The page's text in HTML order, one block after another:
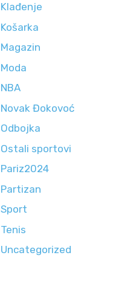
Klađenje
Košarka
Magazin
Moda
NBA
Novak Đokovoć
Odbojka
Ostali sportovi
Pariz2024
Partizan
Sport
Tenis
Uncategorized